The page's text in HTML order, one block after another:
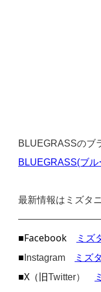
BLUEGRASSのブ
BLUEGRASS(ブ
最新情報はミズタ
■Facebook ミズ
■ Instagram ミズ
■X（旧Twitter）